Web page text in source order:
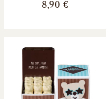
8,90 €